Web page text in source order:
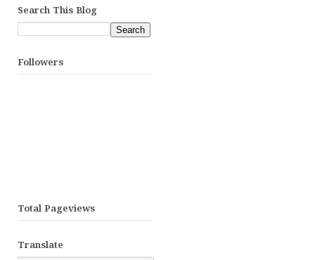
Search This Blog
Followers
Total Pageviews
Translate